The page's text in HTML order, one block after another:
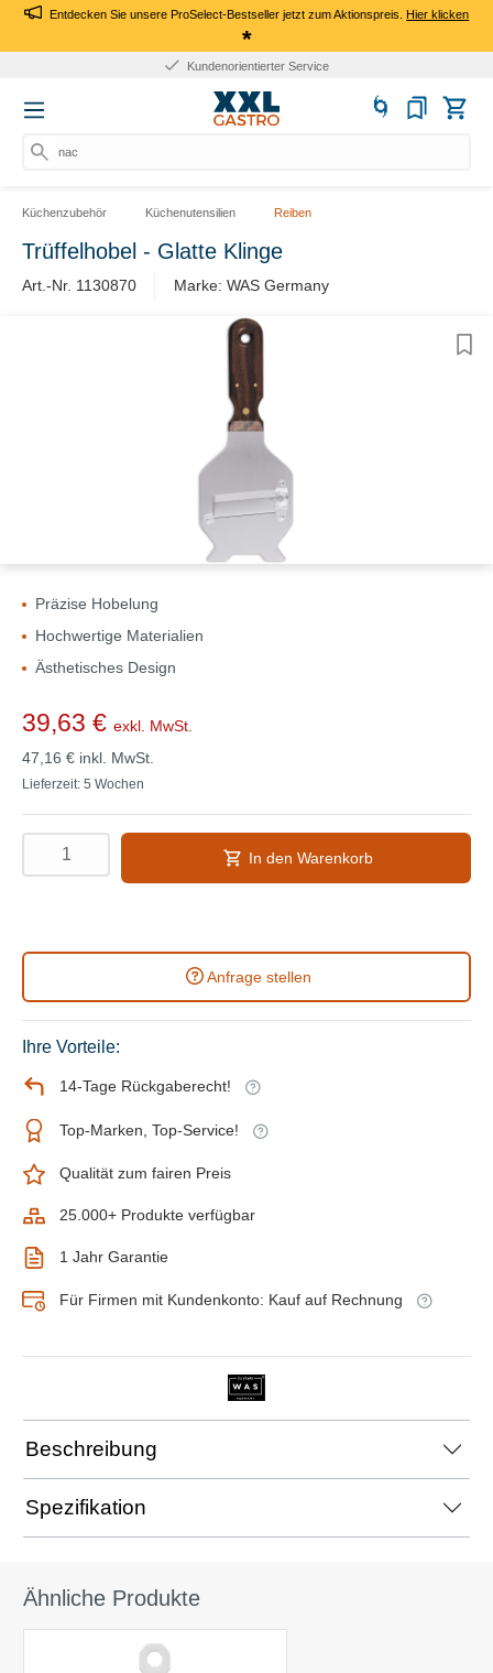
Entdecken Sie unsere ProSelect-Bestseller jetzt zum Aktionspreis.Hier klicken
*
Kundenorientierter Service
nach
Küchenzubehör Küchenutensilien Reiben
Trüffelhobel - Glatte Klinge
Art.-Nr. 1130870 Marke: WAS Germany
Präzise Hobelung
Hochwertige Materialien
Ästhetisches Design
39,63 € exkl. MwSt.
47,16 € inkl. MwSt.
Lieferzeit: 5 Wochen
In den Warenkorb
Anfrage stellen
Ihre Vorteile:
14-Tage Rückgaberecht!
Top-Marken, Top-Service!
Qualität zum fairen Preis
25.000+ Produkte verfügbar
1 Jahr Garantie
Für Firmen mit Kundenkonto: Kauf auf Rechnung
Beschreibung
Spezifikation
Ähnliche Produkte